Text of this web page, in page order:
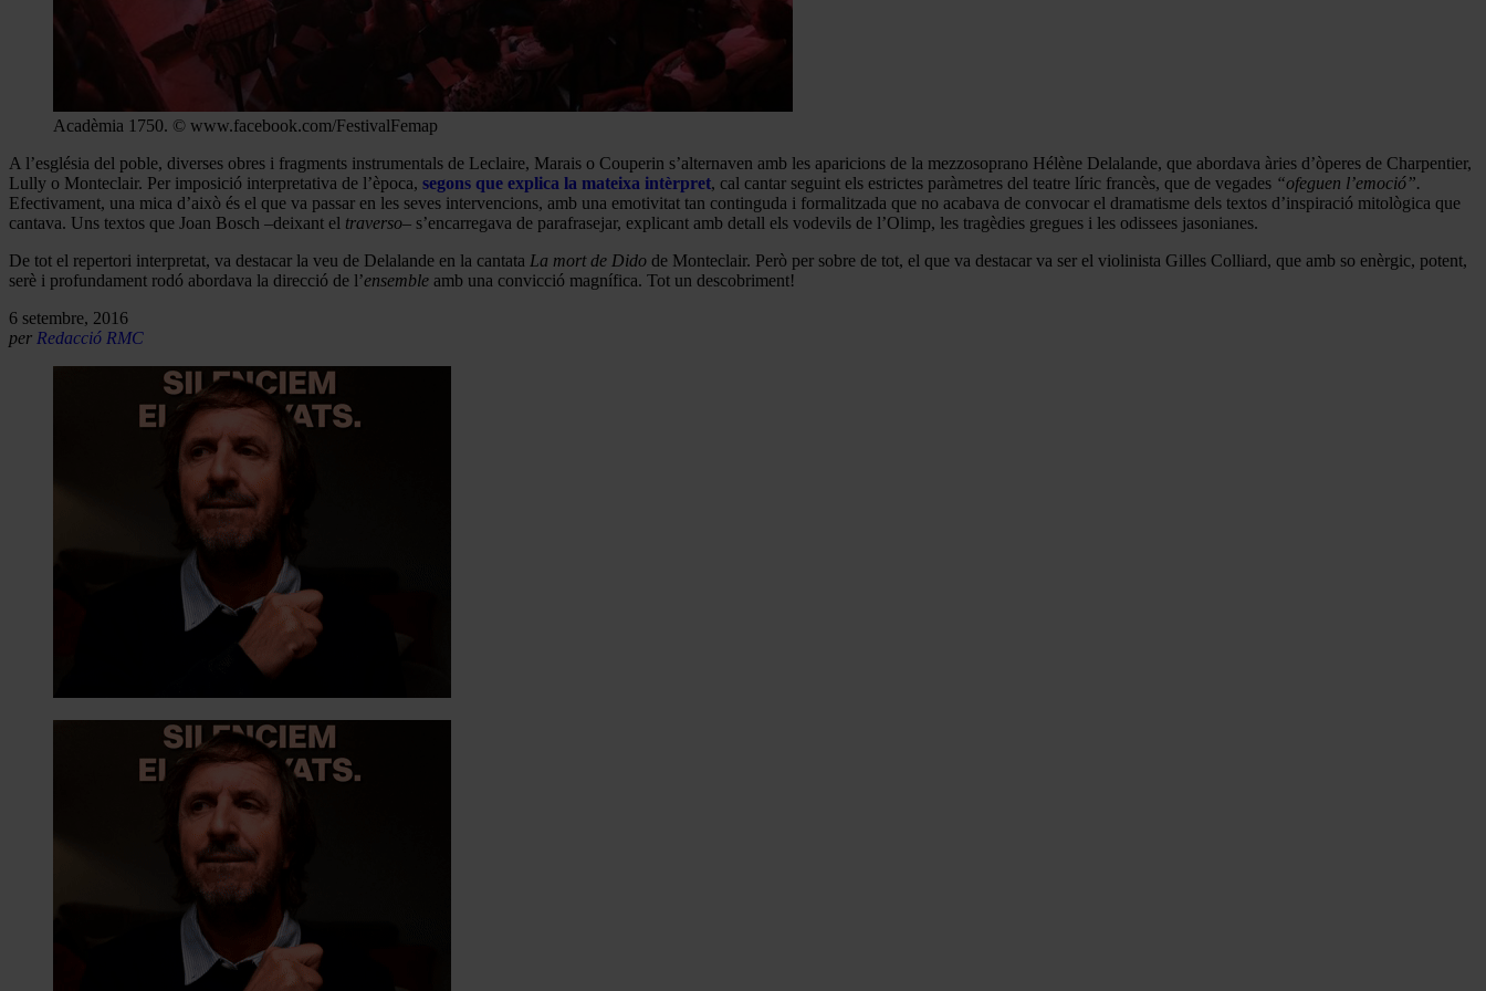
Acadèmia 1750. © www.facebook.com/FestivalFemap
A l’església del poble, diverses obres i fragments instrumentals de Leclaire, Marais o Couperin s’alternaven amb les aparicions de la mezzosoprano Hélène Delalande, que abordava àries d’òperes de Charpentier,
Lully o Monteclair. Per imposició interpretativa de l’època, segons que explica la mateixa intèrpret, cal cantar seguint els estrictes paràmetres del teatre líric francès, que de vegades “ofeguen l’emoció”.
Efectivament, una mica d’això és el que va passar en les seves intervencions, amb una emotivitat tan continguda i formalitzada que no acabava de convocar el dramatisme dels textos d’inspiració mitològica que
cantava. Uns textos que Joan Bosch –deixant el traverso– s’encarregava de parafrasejar, explicant amb detall els vodevils de l’Olimp, les tragèdies gregues i les odissees jasonianes.
De tot el repertori interpretat, va destacar la veu de Delalande en la cantata La mort de Dido de Monteclair. Però per sobre de tot, el que va destacar va ser el violinista Gilles Colliard, que amb so enèrgic, potent,
serè i profundament rodó abordava la direcció de l’ensemble amb una convicció magnífica. Tot un descobriment!
6 setembre, 2016
per Redacció RMC